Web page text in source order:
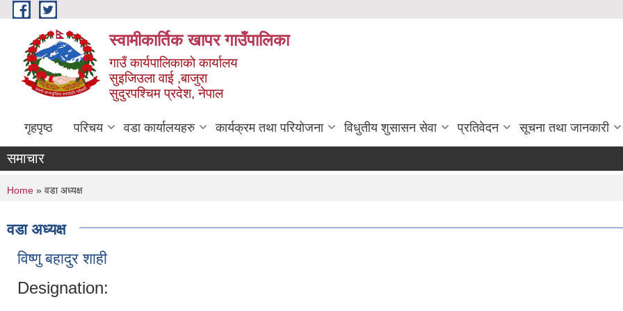
Skip to main content
स्वामीकार्तिक खापर गाउँपालिका
गाउँ कार्यपालिकाकाे कार्यालय
सुइजिउला वाई ,बाजुरा
सुदुरपश्चिम प्रदेश, नेपाल
गृहपृष्ठ परिचय वडा कार्यालयहरु कार्यक्रम तथा परियोजना विधुतीय शुसासन सेवा प्रतिवेदन सूचना तथा जानकारी
समाचार
You are here
Home » वडा अध्यक्ष
वडा अध्यक्ष
विष्णु बहादुर शाही
Designation: